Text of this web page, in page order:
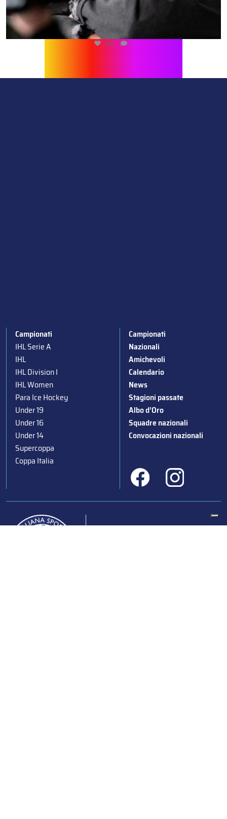
216 1
Campionati
IHL Serie A
IHL
IHL Division I
IHL Women
Para Ice Hockey
Under 19
Under 16
Under 14
Supercoppa
Coppa Italia
Campionati
Nazionali
Amichevoli
Calendario
News
Stagioni passate
Albo d’Oro
Squadre nazionali
Convocazioni nazionali